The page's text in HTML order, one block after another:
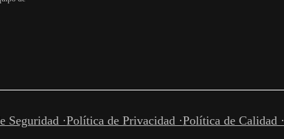
Seguridad ·Política de Privacidad ·Política de Calidad ·